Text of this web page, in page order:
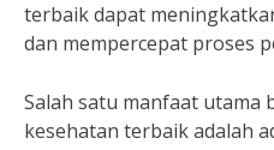
terbaik dapat
dan mempercepat proses
Salah satu manfaat utama
kesehatan terbaik adalah